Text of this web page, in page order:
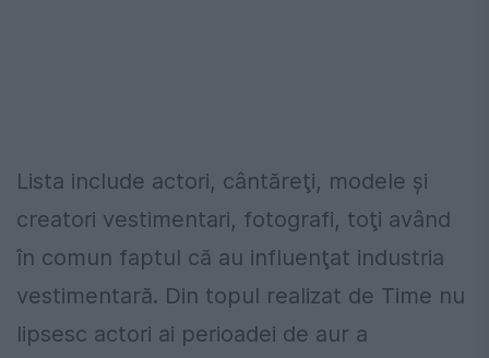
Lista include actori, cântăreţi, modele şi
creatori vestimentari, fotografi, toţi având
în comun faptul că au influenţat industria
vestimentară. Din topul realizat de Time nu
lipsesc actori ai perioadei de aur a